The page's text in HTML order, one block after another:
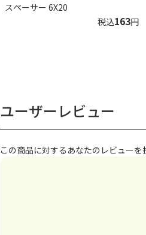
スペーサー 6X20
税込163円
ユーザーレビュー
この商品に対するあなたのレビューを